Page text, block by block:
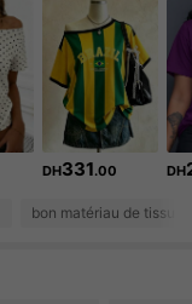
DH331.00 DH
bon matériau de tissu